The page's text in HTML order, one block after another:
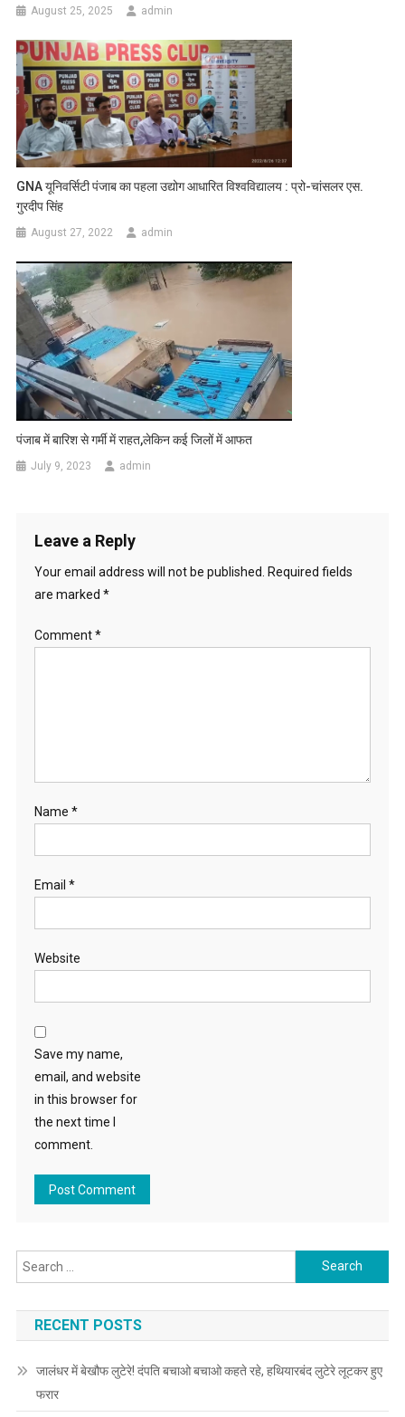
August 25, 2025 admin
GNA यूनिवर्सिटी पंजाब का पहला उद्योग आधारित विश्वविद्यालय : प्रो-चांसलर एस.
गुरदीप सिंह
August 27, 2022 admin
पंजाब में बारिश से गर्मी में राहत,लेकिन कई जिलों में आफत
July 9, 2023 admin
Leave a Reply
Your email address will not be published. Required fields
are marked *
Comment*
Name *
Email *
Website
Save my name,
email, and website
in this browser for
the next time I
comment.
Search for:
RECENT POSTS
जालंधर में बेखौफ लुटेरे! दंपति बचाओ बचाओ कहते रहे, हथियारबंद लुटेरे लूटकर हुए
फरार